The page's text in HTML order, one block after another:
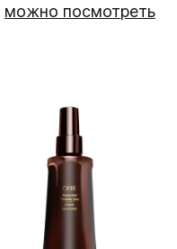
можно посмотреть